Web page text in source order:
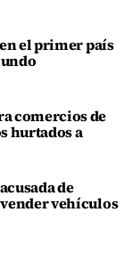
el primer país
comercios de
hurtados a
de
vehículos